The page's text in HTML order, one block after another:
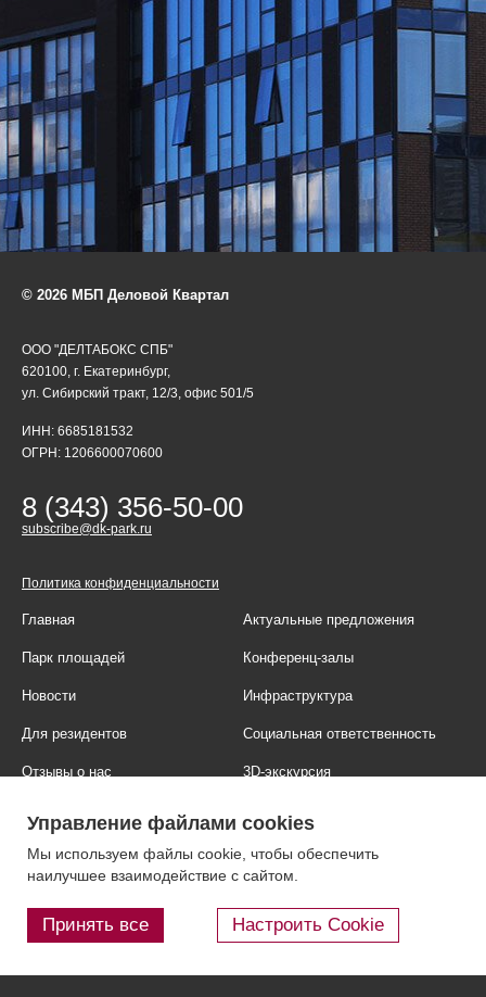
© 2026 МБП Деловой Квартал
ООО "ДЕЛТАБОКС СПБ"
620100, г. Екатеринбург,
ул. Сибирский тракт, 12/3, офис 501/5
ИНН: 6685181532
ОГРН: 1206600070600
8 (343) 356-50-00
subscribe@dk-park.ru
Политика конфиденциальности
Главная Актуальные предложения
Парк площадей Конференц-залы
Новости Инфраструктура
Для резидентов Социальная ответственность
Отзывы о нас 3D-экскурсия
Контакты Блог
Управление файлами cookies
Мы используем файлы cookie, чтобы обеспечить
наилучшее взаимодействие с сайтом.
Принять все Настроить Cookie